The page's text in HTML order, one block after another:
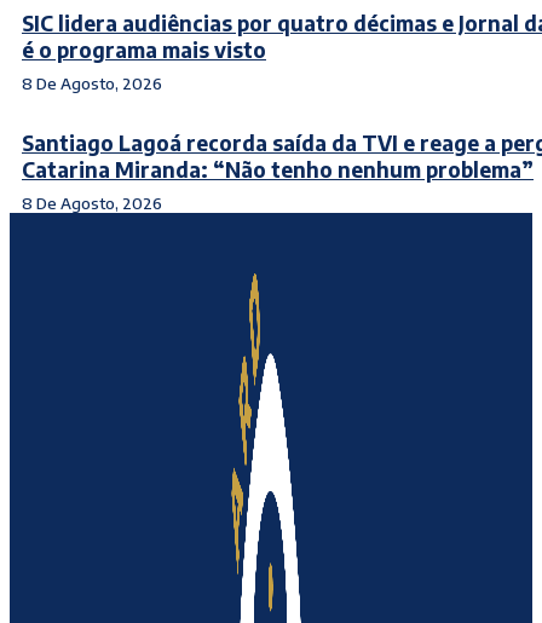
SIC lidera audiências por quatro décimas e Jornal
é o programa mais visto
8 De Agosto, 2026
Santiago Lagoá recorda saída da TVI e reage a
Catarina Miranda: “Não tenho nenhum problema”
8 De Agosto, 2026